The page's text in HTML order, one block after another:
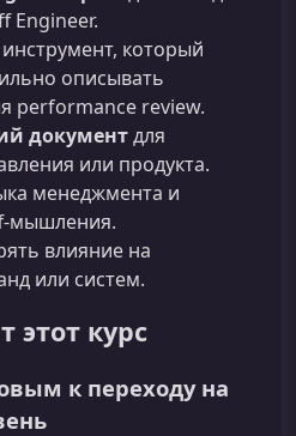
Engineer.
который
описывать
performance review.
документдля
или продукта.
менеджмента и
влияние на
или систем.
этот курс
к переходу на